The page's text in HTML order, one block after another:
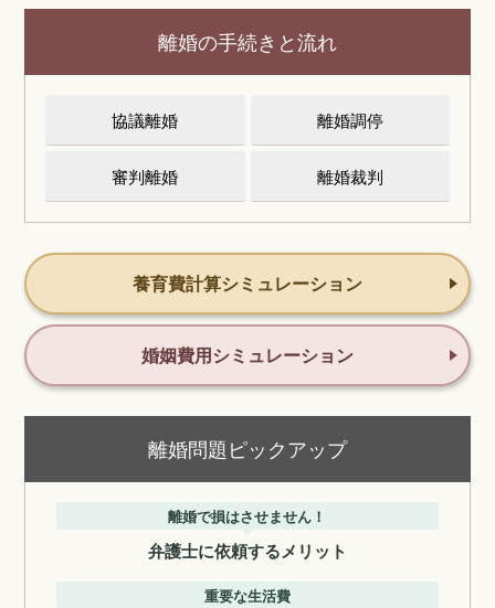
離婚の手続きと流れ
協議離婚 離婚調停
審判離婚 離婚裁判
養育費計算シミュレーション
婚姻費用シミュレーション
離婚問題ピックアップ
離婚で損はさせません！
弁護士に依頼するメリット
重要な生活費